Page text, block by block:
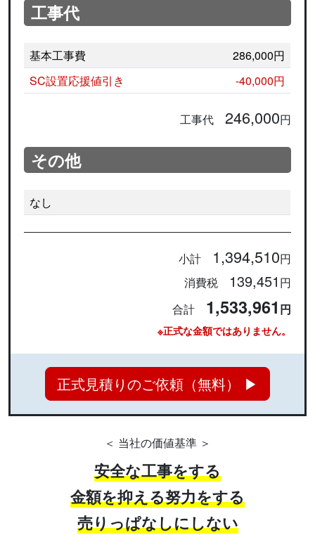
工事代
基本工事費
286,000円
SC設置応援値引き
-40,000円
工事代 246,000円
その他
なし
小計 1,394,510円
消費税 139,451 円
合計 1,533,961 円
※正式な金額ではありません。
正式見積りのご依頼（無料） ▶
＜ 当社の価値基準 ＞
安全な工事をする
金額を抑える努力をする
売りっぱなしにしない